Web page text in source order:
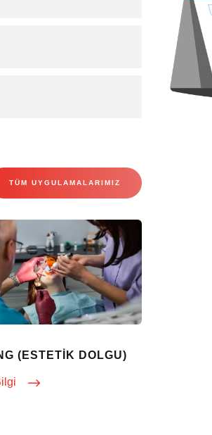
TÜM UYGULAMALARIMIZ
(ESTETIK DOLGU)